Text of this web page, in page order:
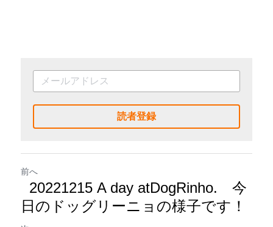
読者登録
前へ
20221215 A day atDogRinho. 今
日のドッグリーニョの様子です！